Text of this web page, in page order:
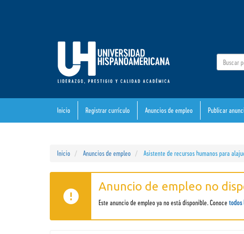
Inicio Registrar currículo Anuncios de empleo Publicar
Inicio Anuncios de empleo Asistente de recursos humanos para
Anuncio de empleo no
Este anuncio de empleo ya no está disponible. Conoce todos